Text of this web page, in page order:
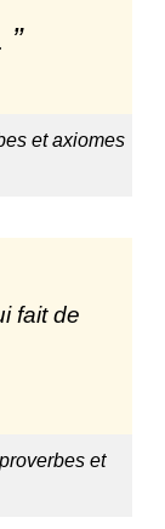
et axiomes
fait de
et